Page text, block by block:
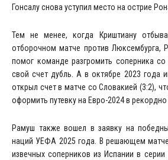
Гонсалу снова уступил место на острие
Тем не менее, когда Криштиану
отборочном матче против Люксембурга,
помог команде разгромить соперника
свой счет дубль. А в октябре 2023 года
открыл счет в матче со Словакией (3:2),
оформить путевку на Евро-2024 в
Рамуш также вошел в заявку на
наций УЕФА 2025 года. В решающем матче
извечных соперников из Испании в